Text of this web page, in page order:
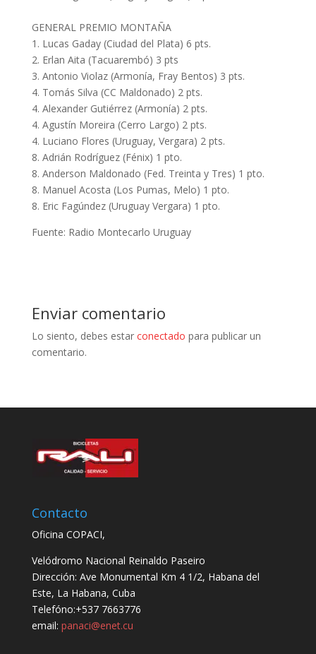
GENERAL PREMIO MONTAÑA
1. Lucas Gaday (Ciudad del Plata) 6 pts.
2. Erlan Aita (Tacuarembó) 3 pts
3. Antonio Violaz (Armonía, Fray Bentos) 3 pts.
4. Tomás Silva (CC Maldonado) 2 pts.
4. Alexander Gutiérrez (Armonía) 2 pts.
4. Agustín Moreira (Cerro Largo) 2 pts.
4. Luciano Flores (Uruguay, Vergara) 2 pts.
8. Adrián Rodríguez (Fénix) 1 pto.
8. Anderson Maldonado (Fed. Treinta y Tres) 1 pto.
8. Manuel Acosta (Los Pumas, Melo) 1 pto.
8. Eric Fagúndez (Uruguay Vergara) 1 pto.
Fuente: Radio Montecarlo Uruguay
Enviar comentario
Lo siento, debes estar conectado para publicar un
comentario.
Contacto
Oficina COPACI,
Velódromo Nacional Reinaldo Paseiro
Dirección: Ave Monumental Km 4 1/2, Habana del
Este, La Habana, Cuba
Telefóno:+537 7663776
email: panaci@enet.cu